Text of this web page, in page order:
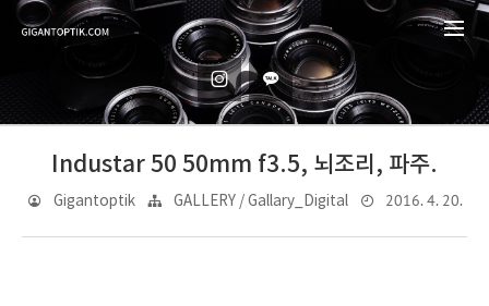
Industar 50 50mm f3.5, 뇌조리, 파주.
Gigantoptik GALLERY / Gallary_Digital 2016. 4. 20.